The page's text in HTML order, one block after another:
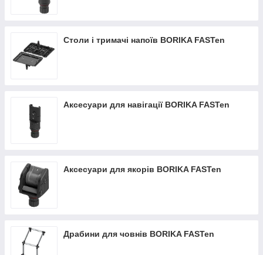
Столи і тримачі напоїв BORIKA FASTen
Аксесуари для навігації BORIKA FASTen
Аксесуари для якорів BORIKA FASTen
Драбини для човнів BORIKA FASTen